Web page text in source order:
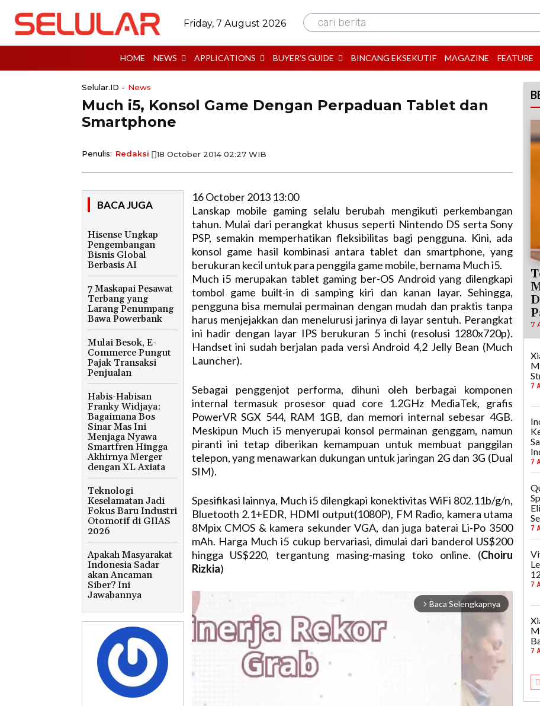
Friday, 7 August 2026 cari berita
HOME NEWS APPLICATIONS BUYER’S GUIDE BINCANG EKSEKUTIF MAGAZINE FEATURE
Selular.ID - News
Much i5, Konsol Game Dengan Perpaduan Tablet dan
Smartphone
Penulis: Redaksi 18 October 2014 02:27 WIB
BACA JUGA
Hisense Ungkap
Pengembangan
Bisnis Global
Berbasis AI
7 Maskapai Pesawat
Terbang yang
Larang Penumpang
Bawa Powerbank
Mulai Besok, E-
Commerce Pungut
Pajak Transaksi
Penjualan
Habis-Habisan
Franky Widjaya:
Bagaimana Bos
Sinar Mas Ini
Menjaga Nyawa
Smartfren Hingga
Akhirnya Merger
dengan XL Axiata
Teknologi
Keselamatan Jadi
Fokus Baru Industri
Otomotif di GIIAS
2026
Apakah Masyarakat
Indonesia Sadar
akan Ancaman
Siber? Ini
Jawabannya
16 October 2013 13:00
Lanskap mobile gaming selalu berubah mengikuti perkembangan
tahun. Mulai dari perangkat khusus seperti Nintendo DS serta Sony
PSP, semakin memperhatikan fleksibilitas bagi pengguna. Kini, ada
konsol game hasil kombinasi antara tablet dan smartphone, yang
berukuran kecil untuk para penggila game mobile, bernama Much i5.
Much i5 merupakan tablet gaming ber-OS Android yang dilengkapi
tombol game built-in di samping kiri dan kanan layar. Sehingga,
pengguna bisa memulai permainan dengan mudah dan praktis tanpa
harus menjejakkan dan menelurusi jarinya di layar sentuh. Perangkat
ini hadir dengan layar IPS berukuran 5 inchi (resolusi 1280x720p).
Handset ini sudah berjalan pada versi Android 4,2 Jelly Bean (Much
Launcher).
Sebagai penggenjot performa, dihuni oleh berbagai komponen
internal termasuk prosesor quad core 1.2GHz MediaTek, grafis
PowerVR SGX 544, RAM 1GB, dan memori internal sebesar 4GB.
Meskipun Much i5 menyerupai konsol permainan genggam, namun
piranti ini tetap diberikan kemampuan untuk membuat panggilan
telepon, yang menawarkan dukungan untuk jaringan 2G dan 3G (Dual
SIM).
Spesifikasi lainnya, Much i5 dilengkapi konektivitas WiFi 802.11b/g/n,
Bluetooth 2.1+EDR, HDMI output(1080P), FM Radio, kamera utama
8Mpix CMOS & kamera sekunder VGA, dan juga baterai Li-Po 3500
mAh. Harga Much i5 cukup bervariasi, dimulai dari banderol US$200
hingga US$220, tergantung masing-masing toko online. (Choiru
Rizkia)
arrow_forward_ios Baca Selengkapnya
7
7
7
7
7
7